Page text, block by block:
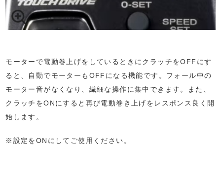
モーターで電動巻上げをしているときにクラッチをOFFにす
ると、自動でモーターもOFFになる機能です。フォール中の
モーター音がなくなり、繊細な操作に集中できます。また、
クラッチをONにすると再び電動巻き上げをレスポンス良く開
始します。
※設定をONにしてご使用ください。